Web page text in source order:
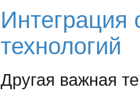
Интеграция
технологий
Другая важная